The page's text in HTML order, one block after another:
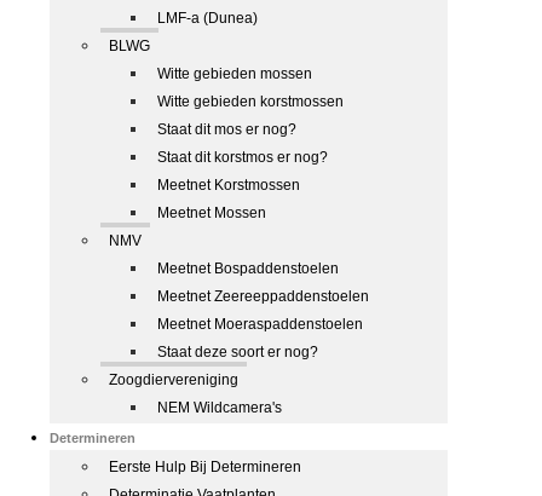
LMF-a (Dunea)
BLWG
Witte gebieden mossen
Witte gebieden korstmossen
Staat dit mos er nog?
Staat dit korstmos er nog?
Meetnet Korstmossen
Meetnet Mossen
NMV
Meetnet Bospaddenstoelen
Meetnet Zeereeppaddenstoelen
Meetnet Moeraspaddenstoelen
Staat deze soort er nog?
Zoogdiervereniging
NEM Wildcamera's
Determineren
Eerste Hulp Bij Determineren